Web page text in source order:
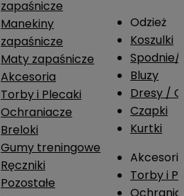
zapaśnicze
Manekiny
zapaśnicze
Maty zapaśnicze
Akcesoria
Torby i Plecaki
Ochraniacze
Breloki
Gumy treningowe
Ręczniki
Pozostałe
Odzież
Koszulki
Spodnie/
Bluzy
Dresy /
Czapki
Kurtki
Torby i